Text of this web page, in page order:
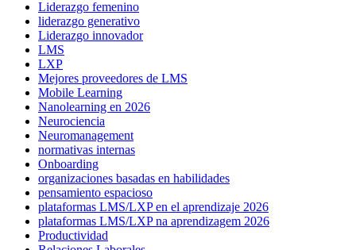
Liderazgo femenino
liderazgo generativo
Liderazgo innovador
LMS
LXP
Mejores proveedores de LMS
Mobile Learning
Nanolearning en 2026
Neurociencia
Neuromanagement
normativas internas
Onboarding
organizaciones basadas en habilidades
pensamiento espacioso
plataformas LMS/LXP en el aprendizaje 2026
plataformas LMS/LXP na aprendizagem 2026
Productividad